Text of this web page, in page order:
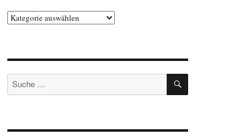
Kategorien
Suche
nach:
SUCHEN